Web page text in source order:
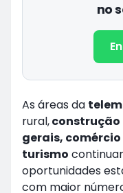
no
As áreas da
rural,construção
gerais,
turismo
oportunidades
com maior